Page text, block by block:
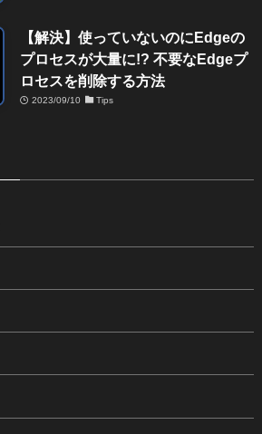
【解決】使っていないのにEdgeの
プロセスが大量に!? 不要なEdgeプ
ロセスを削除する方法
2023/09/10 Tips